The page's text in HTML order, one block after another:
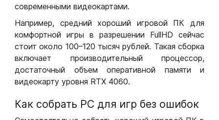
современными видеокартами.
Например, средний хороший игровой ПК для
комфортной игры в разрешении FullHD сейчас
стоит около 100–120 тысяч рублей. Такая сборка
включает производительный процессор,
достаточный объем оперативной памяти и
видеокарту уровня RTX 4060.
Как собрать РС для игр без ошибок